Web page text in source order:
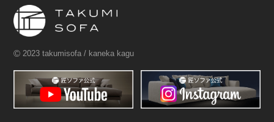
© 2023 takumisofa / kaneka kagu